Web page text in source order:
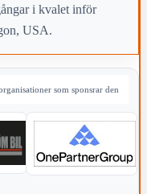
i kvalet inför
USA.
som sponsrar den